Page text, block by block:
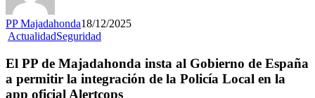
PP Majadahonda18/12/2025
ActualidadSeguridad
El PP de Majadahonda insta al Gobierno de España
a permitir la integración de la Policía Local en la
app oficial Alertcops